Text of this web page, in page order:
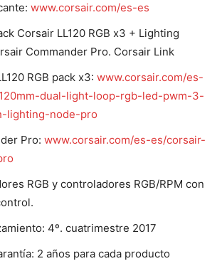
www.corsair.com/es-es
Corsair LL120 RGB x3 + Lighting
Commander Pro. Corsair Link
RGB pack x3: www.corsair.com/es-
dual-light-loop-rgb-led-pwm-3-
lighting-node-pro
Pro: www.corsair.com/es-es/corsair-
RGB y controladores RGB/RPM con
4º. cuatrimestre 2017
2 años para cada producto